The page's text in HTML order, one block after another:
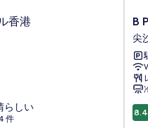
香港
らしい
件
B
P
イ
ン
タ
ー
ナ
シ
ョ
B
尖
10
段
8.4